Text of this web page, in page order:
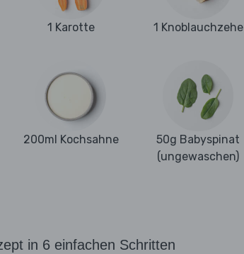
1 Karotte 1 Knoblauchzehe
200ml Kochsahne
50g Babyspinat
(ungewaschen)
in 6 einfachen Schritten